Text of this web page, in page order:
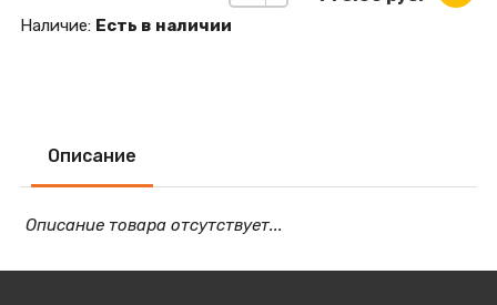
Наличие: Есть в наличии
Описание
Описание товара отсутствует...